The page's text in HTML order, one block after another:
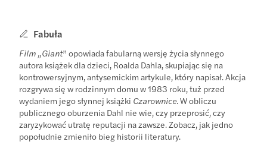
Fabuła
Film „Giant” opowiada fabularną wersję życia słynnego
autora książek dla dzieci, Roalda Dahla, skupiając się na
kontrowersyjnym, antysemickim artykule, który napisał. Akcja
rozgrywa się w rodzinnym domu w 1983 roku, tuż przed
wydaniem jego słynnej książki Czarownice. W obliczu
publicznego oburzenia Dahl nie wie, czy przeprosić, czy
zaryzykować utratę reputacji na zawsze. Zobacz, jak jedno
popołudnie zmieniło bieg historii literatury.